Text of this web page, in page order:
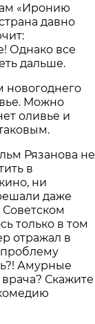
«Иронию
давно
Однако все
дальше.
новогоднего
Можно
оливье и
Рязанова не
в
ни
даже
только в том
отражал в
Амурные
Скажите